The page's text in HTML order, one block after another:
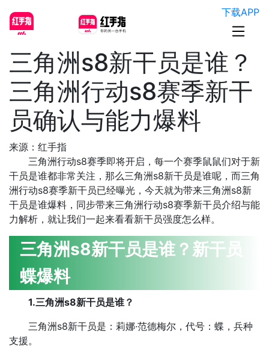
下载APP
三角洲s8新干员是谁？
三角洲行动s8赛季新干
员确认与能力爆料
来源：红手指
三角洲行动s8赛季即将开启，每一个赛季鼠鼠们对于新
干员是谁都​非常关注，那么三角洲s8新干员是谁呢，而三角
洲行动s8赛季新干员已经曝光，今天就为带来三角洲s8新
干员是谁爆料，同步带来三角洲行动s8赛季新干员介绍与能
力解析，就让我们一起来看看新干员强度怎么样。
三角洲s8新干员是谁？新干员
蝶爆料
1.三角洲s8新干员是谁？
三角洲s8新干员是：莉娜·范德梅尔，代号：蝶，兵种
支援。